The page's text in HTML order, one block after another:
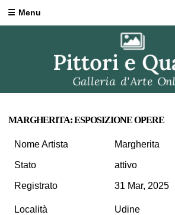
Menu
MARGHERITA: ESPOSIZIONE OPERE
Nome Artista Margherita
Stato attivo
Registrato 31 Mar, 2025
Località Udine